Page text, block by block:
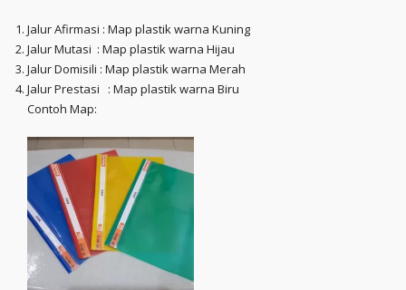
Jalur Afirmasi : Map plastik warna Kuning
Jalur Mutasi : Map plastik warna Hijau
Jalur Domisili : Map plastik warna Merah
Jalur Prestasi : Map plastik warna Biru
Contoh Map: